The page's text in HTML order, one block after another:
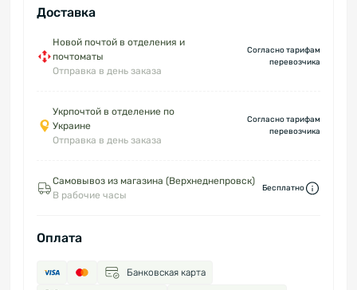
Доставка
Новой почтой в отделения и
почтоматы
Отправка в день заказа
Согласно тарифам
перевозчика
Укрпочтой в отделение по
Украине
Отправка в день заказа
Согласно тарифам
перевозчика
Самовывоз из магазина (Верхнеднепровск)
В рабочие часы
Бесплатно
Оплата
Банковская карта